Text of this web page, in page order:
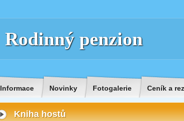
Rodinný penzion
Informace Novinky Fotogalerie Ceník a
Kniha hostů